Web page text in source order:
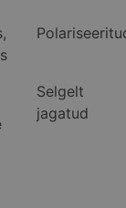
Selgelt
jagatud
allikas, et hinnata
Google Analytics
kasutab seda
seansi oleku